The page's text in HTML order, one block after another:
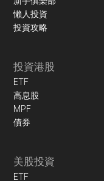
懶人投資
投資攻略
投資港股
ETF
高息股
MPF
債券
美股投資
ETF